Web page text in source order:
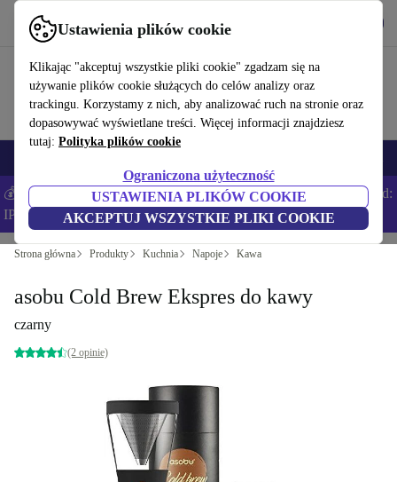
Ustawienia plików cookie
Klikając "akceptuj wszystkie pliki cookie" zgadzam się na
używanie plików cookie służących do celów analizy oraz
trackingu. Korzystamy z nich, aby analizować ruch na stronie oraz
dopasowywać wyświetlane treści. Więcej informacji znajdziesz
tutaj: Polityka plików cookie
Ograniczona użyteczność
USTAWIENIA PLIKÓW COOKIE
AKCEPTUJ WSZYSTKIE PLIKI COOKIE
Korzystaj z refurbed szybko i łatwo
💰Zaoszczędź DODATKOWE 5% na wszystkich iPhone’ach – Kod:
IPHONEDEAL –Regulamin
Strona główna Produkty Kuchnia Napoje Kawa
asobu Cold Brew Ekspres do kawy
czarny
(2 opinie)